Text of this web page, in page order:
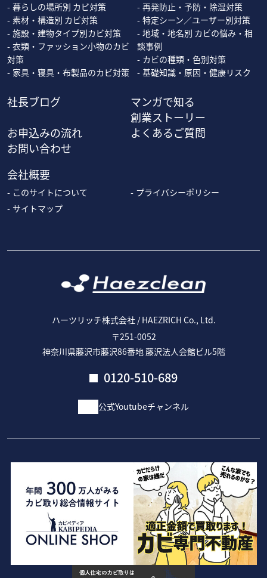
ハーツリッチ株式会社 / HAEZRICH Co., Ltd.
〒251-0052
神奈川県藤沢市藤沢86番地 藤沢法人会館ビル5階
0120-510-689
公式Youtubeチャンネル
暮らしの場所別 カビ対策
素材・構造別 カビ対策
施設・建物タイプ別カビ対策
衣類・ファッション小物のカビ
対策
家具・寝具・布製品のカビ対策
再発防止・予防・除湿対策
特定シーン／ユーザー別対策
地域・地名別 カビの悩み・相
談事例
カビの種類・色別対策
基礎知識・原因・健康リスク
社長ブログ
マンガで知る
創業ストーリー
お申込みの流れ
よくあるご質問
お問い合わせ
会社概要
このサイトについて
プライバシーポリシー
サイトマップ